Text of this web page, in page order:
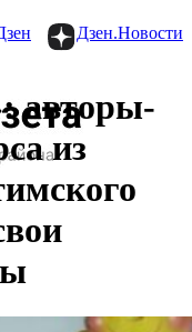
Дзен.Новости
авторы-
из